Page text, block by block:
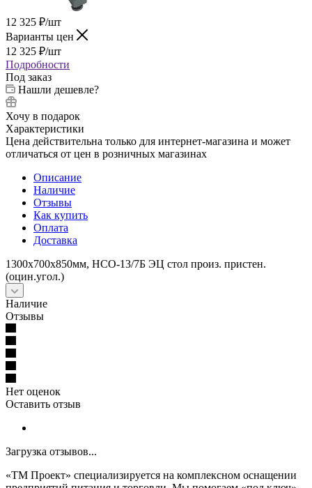
12 325 ₽/шт
Варианты цен
12 325 ₽/шт
Подробности
Под заказ
Нашли дешевле?
Хочу в подарок
Характеристики
Цена действительна только для интернет-магазина и может
отличаться от цен в розничных магазинах
Описание
Наличие
Отзывы
Как купить
Оплата
Доставка
1300х700х850мм, НСО-13/7Б ЭЦ стол произ. пристен.
(оцин.угол.)
Наличие
Отзывы
Нет оценок
Оставить отзыв
Загрузка отзывов...
«ТМ Проект» специализируется на комплексном оснащении